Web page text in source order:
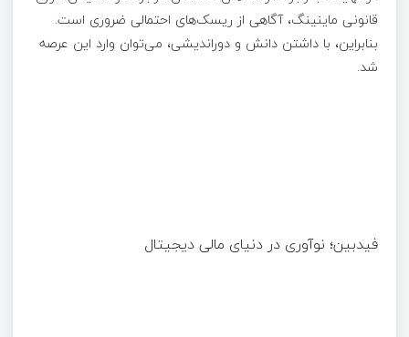
قانونی ماینینگ، آگاهی از ریسک‌های احتمالی ضروری است.
بنابراین، با داشتن دانش و دوراندیشی، می‌توان وارد این عرصه
شد.
فیدبین؛ نوآوری در دنیای مالی دیجیتال